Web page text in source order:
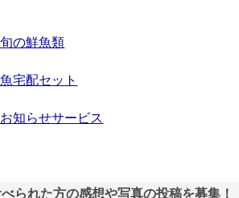
の鮮魚類
宅配セット
知らせサービス
られた方の感想や写真の投稿を募集！